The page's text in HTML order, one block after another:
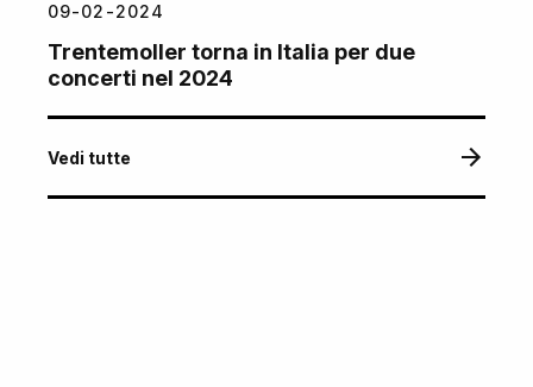
09-02-2024
Trentemoller torna in Italia per due
concerti nel 2024
Vedi tutte